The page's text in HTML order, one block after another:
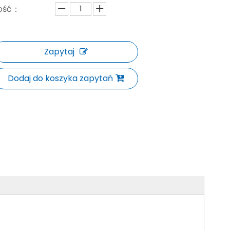
：
Zapytaj
Dodaj do koszyka zapytań